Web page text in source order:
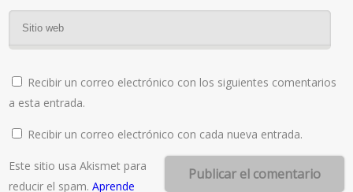
Recibir un correo electrónico con los siguientes comentarios
a esta entrada.
Recibir un correo electrónico con cada nueva entrada.
Este sitio usa Akismet para
reducir el spam.Aprende